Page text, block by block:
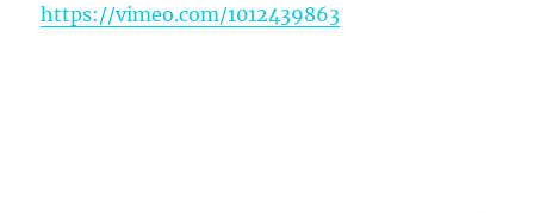
https://vimeo.com/1012439863